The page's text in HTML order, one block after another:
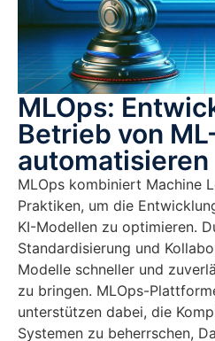
MLOps:
Betrieb von
automatisieren
MLOps kombiniert Machine
Praktiken, um die
KI-Modellen zu optimieren.
Standardisierung und
Modelle schneller und
zu bringen. MLOps-
unterstützen dabei, die
Systemen zu beherrschen,